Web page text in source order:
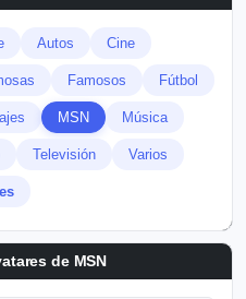
Autos Cine
Famosos Fútbol
MSN Música
Televisión Varios
de MSN